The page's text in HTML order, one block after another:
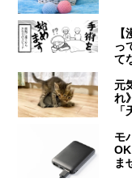
っ
て
元
れ
モ
ま